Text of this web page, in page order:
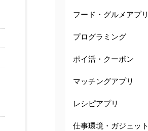
フード・グルメアプリ
プログラミング
ポイ活・クーポン
マッチングアプリ
レシピアプリ
仕事環境・ガジェット